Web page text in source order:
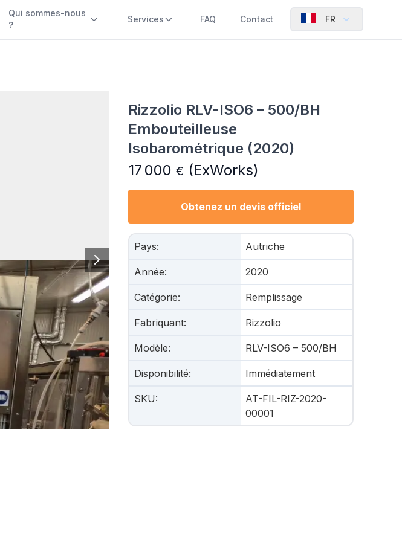
Qui sommes-nous
?
Services FAQ Contact FR
Rizzolio RLV-ISO6 – 500/BH
Embouteilleuse
Isobarométrique (2020)
17 000 € (ExWorks)
Obtenez un devis officiel
Pays: Autriche
Année: 2020
Catégorie: Remplissage
Fabriquant: Rizzolio
Modèle: RLV-ISO6 – 500/BH
Disponibilité: Immédiatement
SKU:
AT-FIL-RIZ-2020-
00001